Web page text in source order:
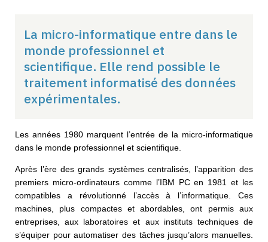
La micro-informatique entre dans le
monde professionnel et
scientifique. Elle rend possible le
traitement informatisé des données
expérimentales.
Les années 1980 marquent l’entrée de la micro-informatique
dans le monde professionnel et scientifique.
Après l’ère des grands systèmes centralisés, l’apparition des
premiers micro-ordinateurs comme l’IBM PC en 1981 et les
compatibles a révolutionné l’accès à l’informatique. Ces
machines, plus compactes et abordables, ont permis aux
entreprises, aux laboratoires et aux instituts techniques de
s’équiper pour automatiser des tâches jusqu’alors manuelles.